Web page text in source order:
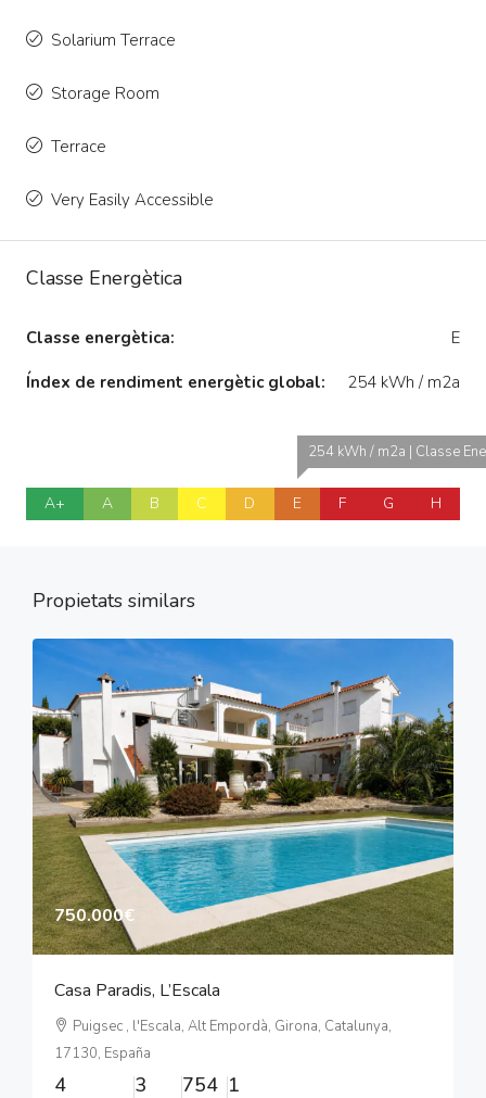
Solarium Terrace
Storage Room
Terrace
Very Easily Accessible
Classe Energètica
Classe energètica: E
Índex de rendiment energètic global: 254 kWh / m2a
A+ A B C D
254 kWh / m2a | Classe
E F G H
Propietats similars
750.000€
Casa Paradis, L’Escala
Puigsec , l'Escala, Alt Empordà, Girona, Catalunya,
17130, España
4 3 754 1